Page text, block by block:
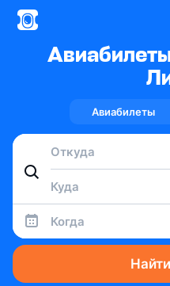
Авиабилеты
Когда